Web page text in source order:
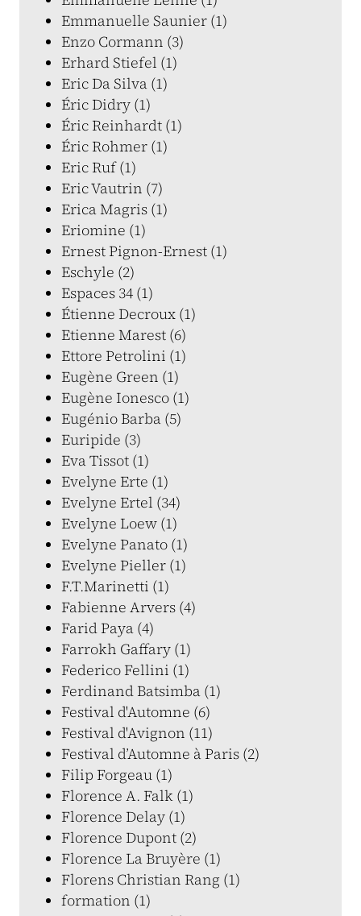
Emmanuelle Saunier (1)
Enzo Cormann (3)
Erhard Stiefel (1)
Eric Da Silva (1)
Éric Didry (1)
Éric Reinhardt (1)
Éric Rohmer (1)
Eric Ruf (1)
Eric Vautrin (7)
Erica Magris (1)
Eriomine (1)
Ernest Pignon-Ernest (1)
Eschyle (2)
Espaces 34 (1)
Étienne Decroux (1)
Etienne Marest (6)
Ettore Petrolini (1)
Eugène Green (1)
Eugène Ionesco (1)
Eugénio Barba (5)
Euripide (3)
Eva Tissot (1)
Evelyne Erte (1)
Evelyne Ertel (34)
Evelyne Loew (1)
Evelyne Panato (1)
Evelyne Pieller (1)
F.T.Marinetti (1)
Fabienne Arvers (4)
Farid Paya (4)
Farrokh Gaffary (1)
Federico Fellini (1)
Ferdinand Batsimba (1)
Festival d'Automne (6)
Festival d'Avignon (11)
Festival d’Automne à Paris (2)
Filip Forgeau (1)
Florence A. Falk (1)
Florence Delay (1)
Florence Dupont (2)
Florence La Bruyère (1)
Florens Christian Rang (1)
formation (1)